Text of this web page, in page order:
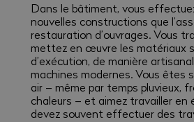
Dans le bâtiment, vous
nouvelles constructions que
restauration d’ouvrages. Vous
mettez en œuvre les matériaux
d’exécution, de manière
machines modernes. Vous êtes
air – même par temps pluvieux,
chaleurs – et aimez travailler en
devez souvent effectuer des